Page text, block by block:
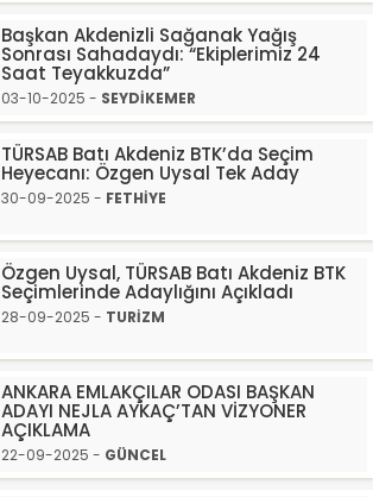
Başkan Akdenizli Sağanak Yağış
Sonrası Sahadaydı: “Ekiplerimiz 24
Saat Teyakkuzda”
03-10-2025 - SEYDİKEMER
TÜRSAB Batı Akdeniz BTK’da Seçim
Heyecanı: Özgen Uysal Tek Aday
30-09-2025 - FETHİYE
Özgen Uysal, TÜRSAB Batı Akdeniz BTK
Seçimlerinde Adaylığını Açıkladı
28-09-2025 - TURİZM
ANKARA EMLAKÇILAR ODASI BAŞKAN
ADAYI NEJLA AYKAÇ’TAN VİZYONER
AÇIKLAMA
22-09-2025 - GÜNCEL